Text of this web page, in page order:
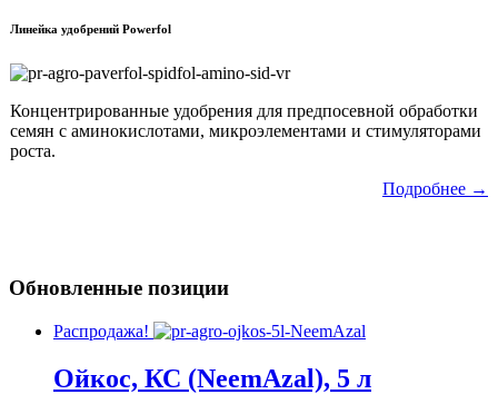
Линейка удобрений Powerfol
Концентрированные удобрения для предпосевной обработки
семян с аминокислотами, микроэлементами и стимуляторами
роста.
Подробнее →
Обновленные позиции
Распродажа!
Ойкос, КС (NeemAzal), 5 л